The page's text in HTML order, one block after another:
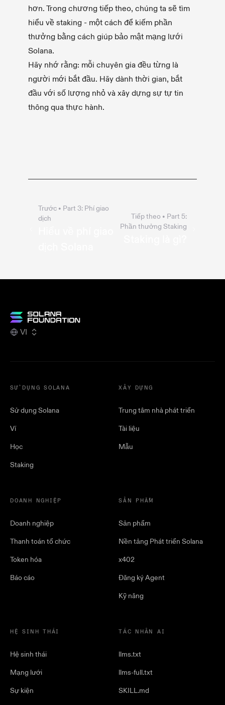
hơn. Trong chương tiếp theo, chúng ta sẽ tìm
hiểu về staking - một cách để kiếm phần
thưởng bằng cách giúp bảo mật mạng lưới
Solana.
Hãy nhớ rằng: mỗi chuyên gia đều từng là
người mới bắt đầu. Hãy dành thời gian, bắt
đầu với số lượng nhỏ và xây dựng sự tự tin
thông qua thực hành.
Trước• Part 3: Phí giao
dịch
Tiếp theo • Part 5:
Phần thưởng Staking
VI
SỬ DỤNG SOLANA
Sử dụng Solana
Ví
Học
Staking
XÂY DỰNG
Trung tâm nhà phát triển
Tài liệu
Mẫu
DOANH NGHIỆP
Doanh nghiệp
Thanh toán tổ chức
Token hóa
Báo cáo
SẢN PHẨM
Sản phẩm
Nền tảng Phát triển Solana
x402
Đăng ký Agent
Kỹ năng
HỆ SINH THÁI
Hệ sinh thái
Mạng lưới
Sự kiện
TÁC NHÂN AI
llms.txt
llms-full.txt
SKILL.md